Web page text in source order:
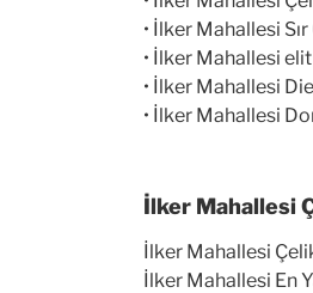
• İlker Mahallesi
• İlker Mahallesi
• İlker Mahallesi
• İlker Mahallesi
İlker Mahallesi
İlker Mahallesi
İlker Mahallesi En